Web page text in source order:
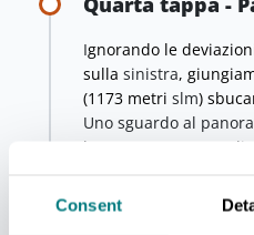
Consent
Ignorando le
sulla sinistra,
(1173 metri slm)
Uno sguardo al
la Romagna e
metri. Superato un